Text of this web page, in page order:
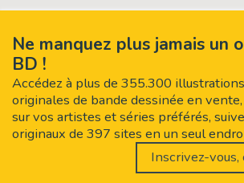
Ne manquez plus jamais un
BD !
Accédez à plus de 355.300
originales de bande dessinée en
sur vos artistes et séries préférés,
originaux de 397 sites en un seul
Inscrivez-